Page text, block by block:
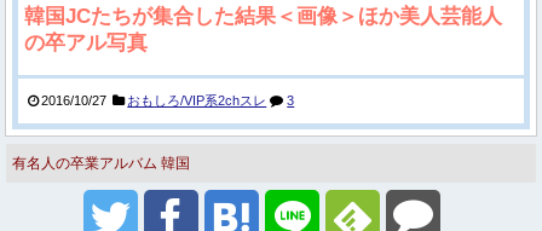
韓国JCたちが集合した結果＜画像＞ほか美人芸能人
の卒アル写真
2016/10/27 おもしろ/VIP系2chスレ 3
有名人の卒業アルバム 韓国